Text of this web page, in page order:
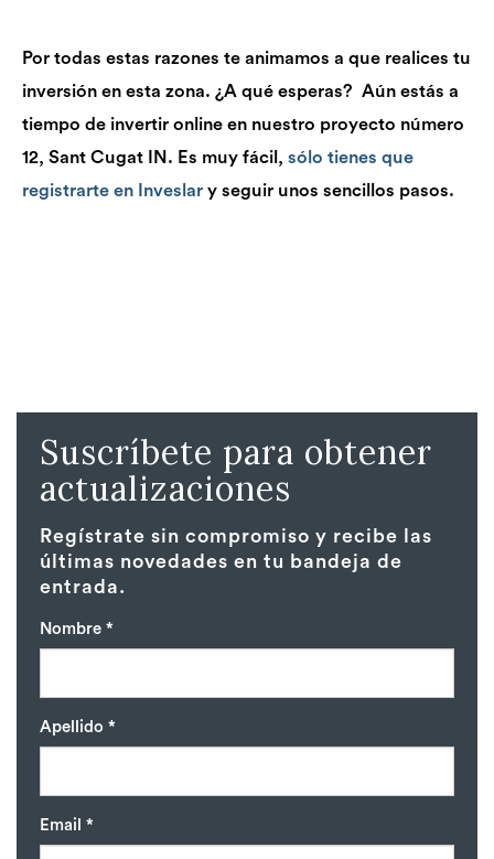
Por todas estas razones te animamos a que realices tu
inversión en esta zona. ¿A qué esperas? Aún estás a
tiempo de invertir online en nuestro proyecto número
12, Sant Cugat IN. Es muy fácil, sólo tienes que
registrarte en Inveslar y seguir unos sencillos pasos.
Suscríbete para obtener
actualizaciones
Regístrate sin compromiso y recibe las
últimas novedades en tu bandeja de
entrada.
Nombre *
Apellido *
Email *